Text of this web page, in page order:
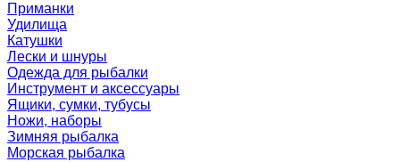
Приманки
Удилища
Катушки
Лески и шнуры
Одежда для рыбалки
Инструмент и аксессуары
Ящики, сумки, тубусы
Ножи, наборы
Зимняя рыбалка
Морская рыбалка